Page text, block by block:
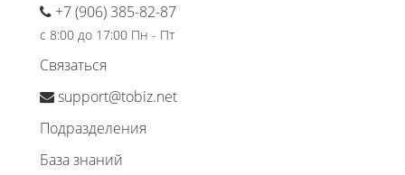
+7 (906) 385-82-87
с 8:00 до 17:00 Пн - Пт
Связаться
support@tobiz.net
Подразделения
База знаний